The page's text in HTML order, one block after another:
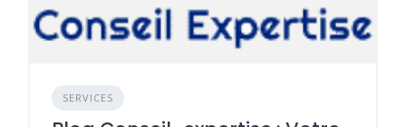
SERVICES